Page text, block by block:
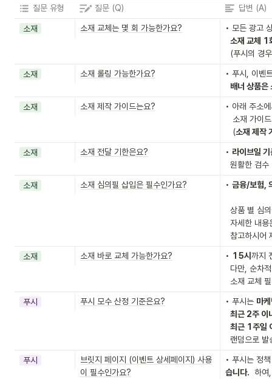
질문 유형 질문 (Q) 답변 (A)
소재 소재 교체는 몇 회 가능한가요?
• 모든 광고
소재 교체 1
(푸시의 경
소재 소재 롤링 가능한가요?
• 푸시, 이벤
배너 상품은
소재 소재 제작 가이드는요?
• 아래 주소
   (
소재 제작
소재 소재 전달 기한은요? • 라이브일
원활한 검
소재 소재 심의필 삽입은 필수인가요? • 금융/보험,
자세한 내
참고하시어
소재 소재 바로 교체 가능한가요? • 15시 까지
소재 교체
푸시 푸시 모수 산정 기준은요? • 푸시는 마
최근 2주 이
최근 1주일
랜덤으로
푸시
브릿지 페이지 (이벤트 상세페이지) 사용
이 필수인가요?
• 푸시는 정
습니다.
하